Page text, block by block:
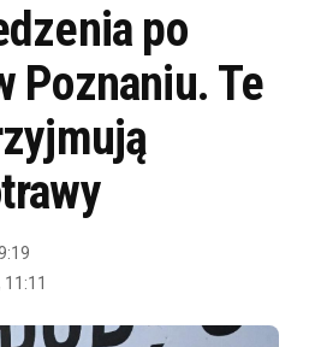
po
Poznaniu. Te